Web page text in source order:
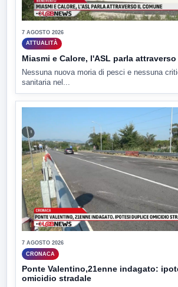
7 AGOSTO 2026
ATTUALITÀ
Miasmi e Calore, l'ASL parla
Nessuna nuova moria di pesci e nessuna
sanitaria nel...
7 AGOSTO 2026
CRONACA
Ponte Valentino,21enne indagato:
omicidio stradale